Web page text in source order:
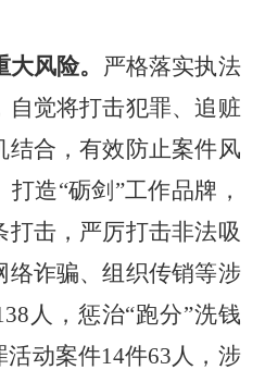
风险。
严格落实执法
自觉将打击犯罪、追赃
结合，有效防止案件风
打造“砺剑 ”工作品牌，
打击，严厉打击非法吸
络诈骗、组织传销等涉
人，惩治“跑分”洗钱
活动案件14件63 人，涉